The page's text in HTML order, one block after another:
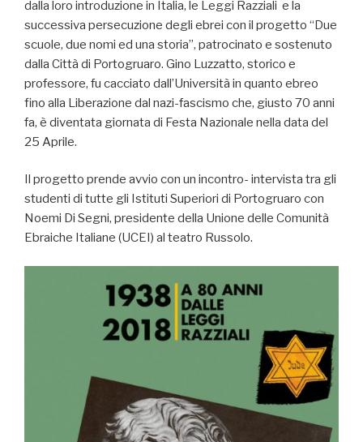
dalla loro introduzione in Italia, le Leggi Razziali e la
successiva persecuzione degli ebrei con il progetto “Due
scuole, due nomi ed una storia”, patrocinato e sostenuto
dalla Città di Portogruaro. Gino Luzzatto, storico e
professore, fu cacciato dall’Università in quanto ebreo
fino alla Liberazione dal nazi-fascismo che, giusto 70 anni
fa, è diventata giornata di Festa Nazionale nella data del
25 Aprile.
Il progetto prende avvio con un incontro- intervista tra gli
studenti di tutte gli Istituti Superiori di Portogruaro con
Noemi Di Segni, presidente della Unione delle Comunità
Ebraiche Italiane (UCEI) al teatro Russolo.